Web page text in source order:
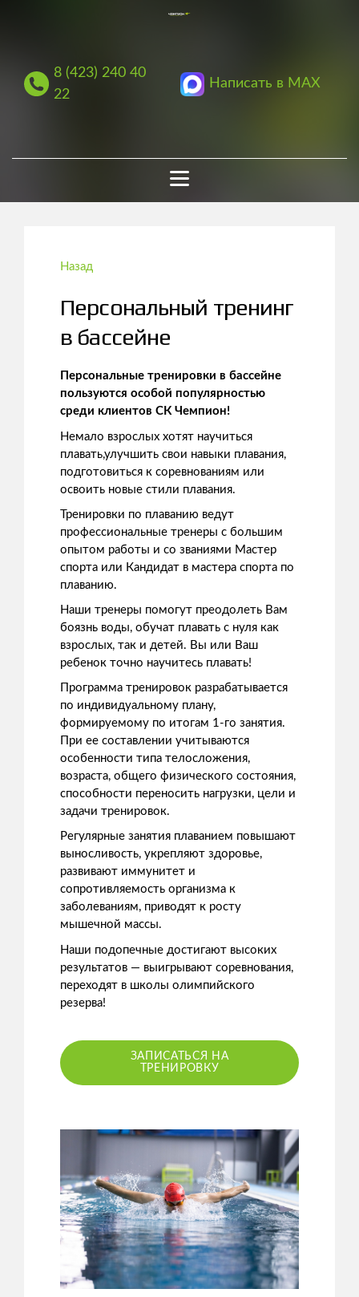
8 (423) 240 40
22
Написать в MAX
Назад
Персональный тренинг
в бассейне
Персональные тренировки в бассейне
пользуются особой популярностью
среди клиентов СК Чемпион!
Немало взрослых хотят научиться
плавать,улучшить свои навыки плавания,
подготовиться к соревнованиям или
освоить новые стили плавания.
Тренировки по плаванию ведут
профессиональные тренеры с большим
опытом работы и со званиями Мастер
спорта или Кандидат в мастера спорта по
плаванию.
Наши тренеры помогут преодолеть Вам
боязнь воды, обучат плавать с нуля как
взрослых, так и детей. Вы или Ваш
ребенок точно научитесь плавать!
Программа тренировок разрабатывается
по индивидуальному плану,
формируемому по итогам 1-го занятия.
При ее составлении учитываются
особенности типа телосложения,
возраста, общего физического состояния,
способности переносить нагрузки, цели и
задачи тренировок.
Регулярные занятия плаванием повышают
выносливость, укрепляют здоровье,
развивают иммунитет и
сопротивляемость организма к
заболеваниям, приводят к росту
мышечной массы.
Наши подопечные достигают высоких
результатов — выигрывают соревнования,
переходят в школы олимпийского
резерва!
ЗАПИСАТЬСЯ НА
ТРЕНИРОВКУ